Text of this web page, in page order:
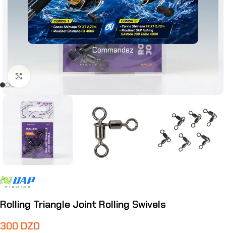
Commandez
Agrandir
Rolling Triangle Joint Rolling Swivels
300 DZD